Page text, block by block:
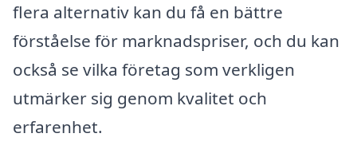
flera alternativ kan du få en bättre
förståelse för marknadspriser, och du kan
också se vilka företag som verkligen
utmärker sig genom kvalitet och
erfarenhet.